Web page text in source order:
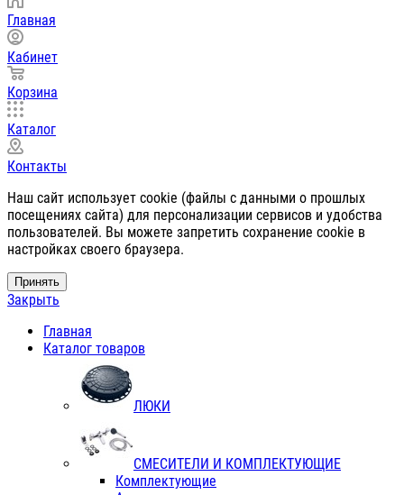
Главная
Кабинет
Корзина
Каталог
Контакты
Наш сайт использует cookie (файлы с данными о прошлых
посещениях сайта) для персонализации сервисов и удобства
пользователей. Вы можете запретить сохранение cookie в
настройках своего браузера.
Принять
Закрыть
Главная
Каталог товаров
ЛЮКИ
СМЕСИТЕЛИ И КОМПЛЕКТУЮЩИЕ
Комплектующие